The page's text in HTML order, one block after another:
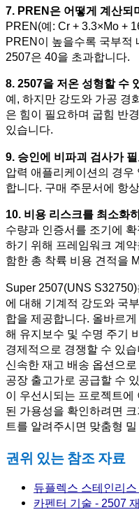
7. PREN은 어떻게 계산되
PREN(예: Cr + 3.3×Mo +
PREN이 높을수록 국부적
2507은 40을 초과합니다.
8. 2507을 저온 성형할 수
예, 하지만 강도와 가공 경
은 힘이 필요하며 굽힘 반
있습니다.
9. 승인에 비파괴 검사가
압력 애플리케이션의 경
합니다. 구매 주문서에 항
10. 비용 리스크를 최소화
수량과 인증서를 조기에
하기 위해 프레임워크 계
함한 총 착륙 비용 견적을
Super 2507(UNS
에 대해 기계적 강도와 국
합을 제공합니다. 올바르
해 유지보수 및 수명 주기
경제적으로 경쟁할 수 있
신속한 재고 배송 옵션으
공장 출고가로 공급할 수
이 우선시되는 프로젝트에
된 가용성을 확인하려면
트를 알려주시면 맞춤형
권위 있는 참조 자료
듀플렉스 스테인리
카펜터 기술 - 2507